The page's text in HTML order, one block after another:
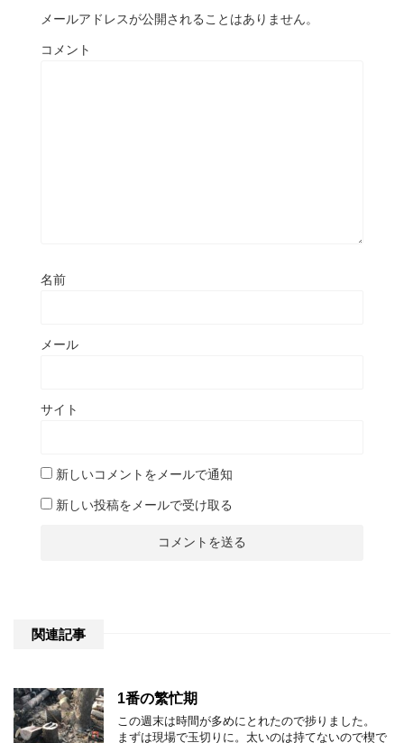
メールアドレスが公開されることはありません。
コメント
名前
メール
サイト
新しいコメントをメールで通知
新しい投稿をメールで受け取る
関連記事
1番の繁忙期
この週末は時間が多めにとれたので捗りました。
まずは現場で玉切りに。太いのは持てないので楔で